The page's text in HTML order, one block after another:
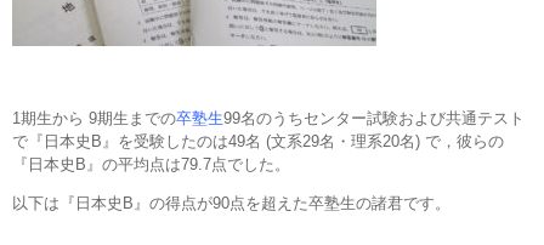
1期生から 9期生までの卒塾生99名のうちセンター試験および共通テスト
で『日本史B』を受験したのは49名 (文系29名・理系20名) で，彼らの
『日本史B』の平均点は79.7点でした。
以下は『日本史B』の得点が90点を超えた卒塾生の諸君です。